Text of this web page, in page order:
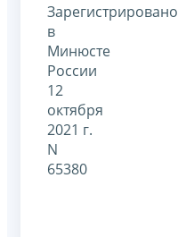
Зарегистрировано
в
Минюсте
России
12
октября
2021 г.
N
65380